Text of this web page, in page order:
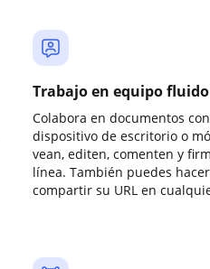
Trabajo en equipo fluido
Colabora en documentos
dispositivo de escritorio o
vean, editen, comenten y
línea. También puedes
compartir su URL en